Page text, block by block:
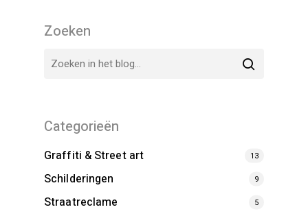
Zoeken
Categorieën
Graffiti & Street art 13
Schilderingen 9
Straatreclame 5